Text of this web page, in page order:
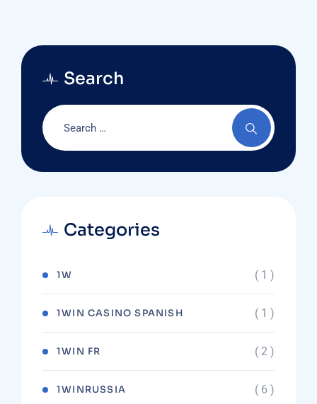
Search
Categories
1W ( 1 )
1WIN CASINO SPANISH ( 1 )
1WIN FR ( 2 )
1WINRUSSIA ( 6 )